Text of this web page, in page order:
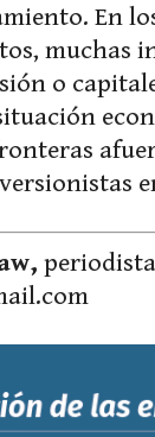
En
muchas
o